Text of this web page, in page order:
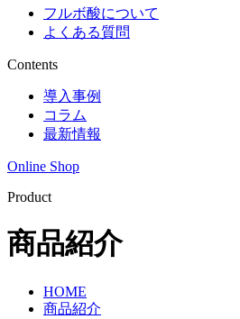
フルボ酸について
よくある質問
Contents
導入事例
コラム
最新情報
Online Shop
Product
商品紹介
HOME
商品紹介